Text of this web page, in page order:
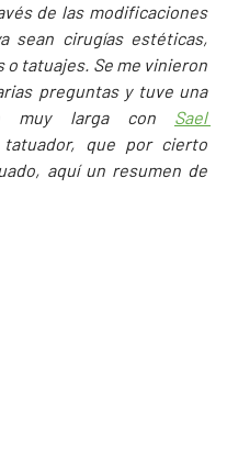
de las modificaciones
sean cirugías estéticas,
o tatuajes. Se me vinieron
preguntas y tuve una
muy larga con Sael
que por cierto
aquí un resumen de